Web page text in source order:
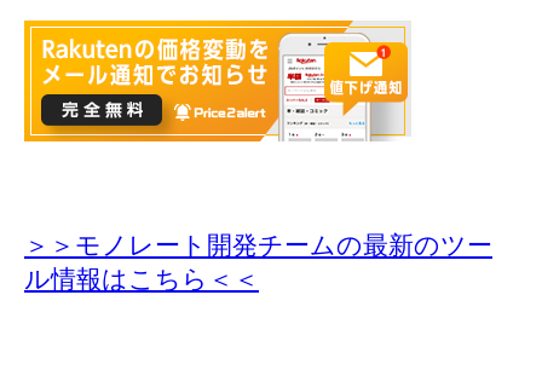
＞＞モノレート開発チームの最新のツー
ル情報はこちら＜＜